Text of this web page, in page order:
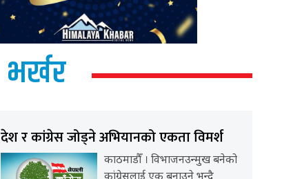
भर्खर
देश र कांग्रेस जोड्ने अभियानको एकता विमर्श
काठमाडौँ । विभाजनउन्मुख बनेको